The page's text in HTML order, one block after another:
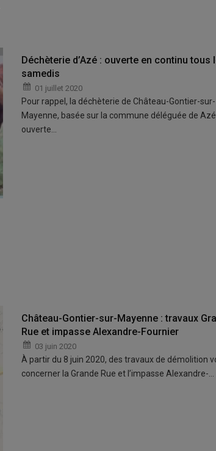
Déchèterie d’Azé : ouverte en continu tous
samedis
01 juillet 2020
Pour rappel, la déchèterie de Château-Gontier-sur-
Mayenne, basée sur la commune déléguée de
ouverte…
Château-Gontier-sur-Mayenne : travaux
Rue et impasse Alexandre-Fournier
03 juin 2020
À partir du 8 juin 2020, des travaux de démolition
concerner la Grande Rue et l’impasse Alexandre-…